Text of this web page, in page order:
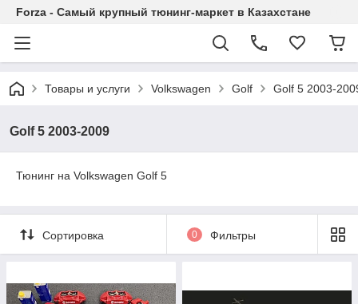
Forza - Самый крупный тюнинг-маркет в Казахстане
Товары и услуги Volkswagen Golf Golf 5 2003-
Golf 5 2003-2009
Тюнинг на Volkswagen Golf 5
Сортировка 0 Фильтры